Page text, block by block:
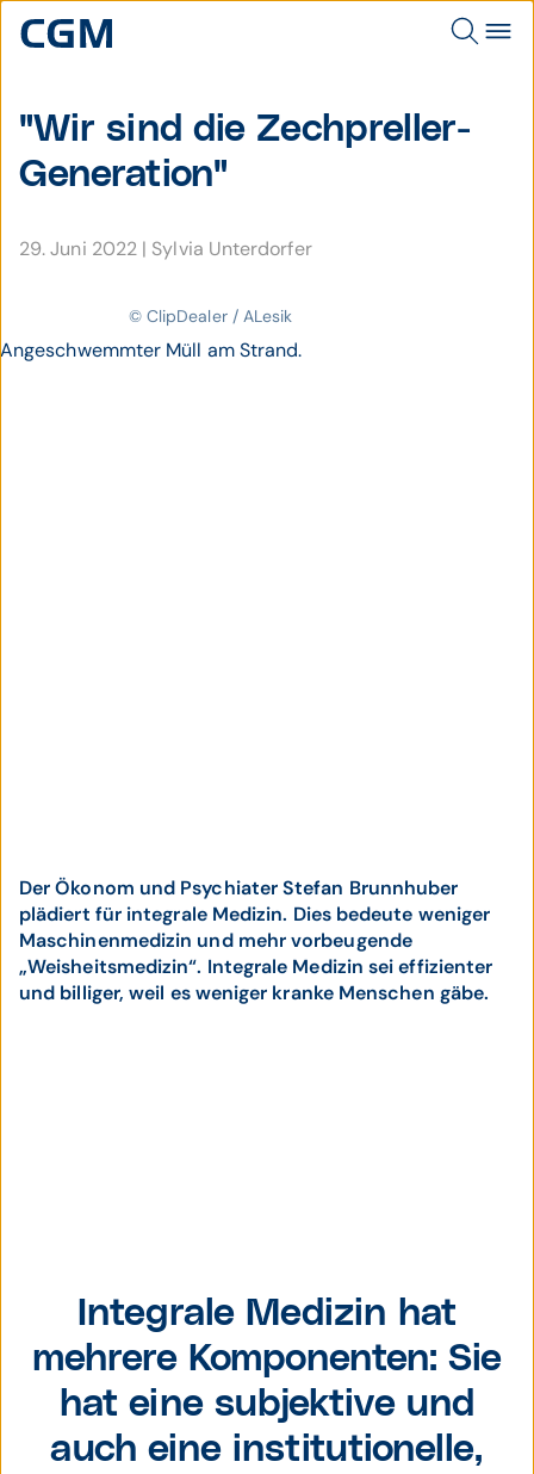
"Wir sind die Zech­preller-
Gene­ration"
29. Juni 2022 | Sylvia Unterdorfer
© ClipDealer / ALesik
Angeschwemmter Müll am Strand.
Der Ökonom und Psychiater Stefan Brunnhuber
plädiert für integrale Medizin. Dies bedeute weniger
Maschinenmedizin und mehr vorbeugende
„Weisheitsmedizin“. Integrale Medizin sei effizienter
und billiger, weil es weniger kranke Menschen gäbe.
Brunnhuber,
Ökonok und
Psychiater
Integrale Medizin hat
mehrere Komponenten: Sie
hat eine subjektive und
auch eine institutionelle,